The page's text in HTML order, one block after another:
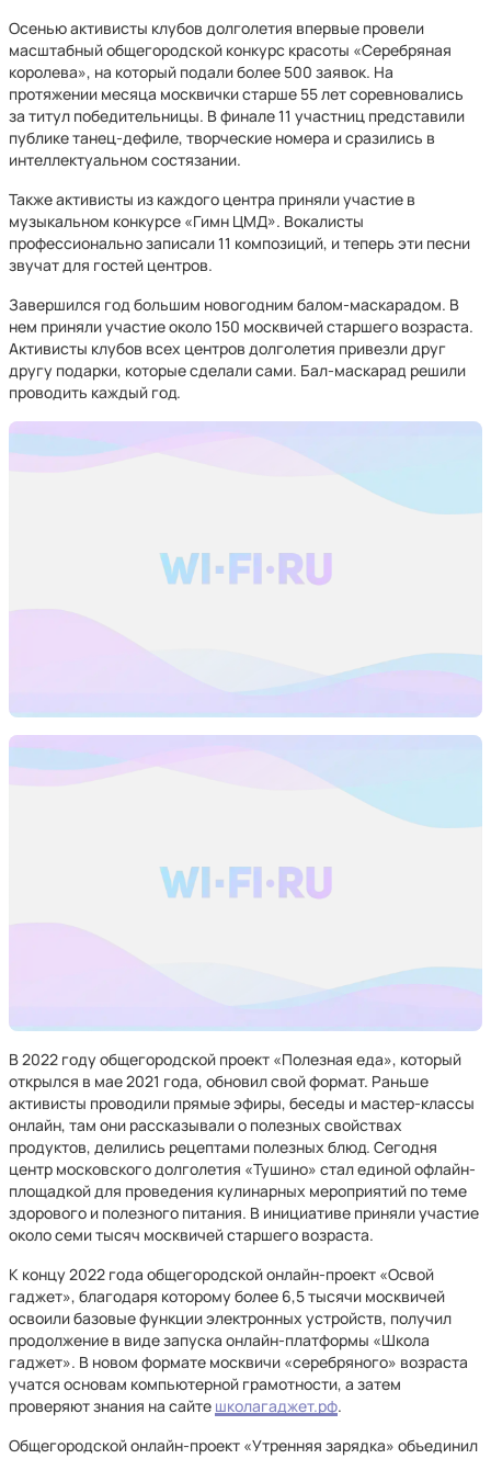
Осенью активисты клубов долголетия впервые провели
масштабный общегородской конкурс красоты «Серебряная
королева», на который подали более 500 заявок. На
протяжении месяца москвички старше 55 лет соревновались
за титул победительницы. В финале 11 участниц представили
публике танец-дефиле, творческие номера и сразились в
интеллектуальном состязании.
Также активисты из каждого центра приняли участие в
музыкальном конкурсе «Гимн ЦМД». Вокалисты
профессионально записали 11 композиций, и теперь эти песни
звучат для гостей центров.
Завершился год большим новогодним балом-маскарадом. В
нем приняли участие около 150 москвичей старшего возраста.
Активисты клубов всех центров долголетия привезли друг
другу подарки, которые сделали сами. Бал-маскарад решили
проводить каждый год.
В 2022 году общегородской проект «Полезная еда», который
открылся в мае 2021 года, обновил свой формат. Раньше
активисты проводили прямые эфиры, беседы и мастер-классы
онлайн, там они рассказывали о полезных свойствах
продуктов, делились рецептами полезных блюд. Сегодня
центр московского долголетия «Тушино» стал единой офлайн-
площадкой для проведения кулинарных мероприятий по теме
здорового и полезного питания. В инициативе приняли участие
около семи тысяч москвичей старшего возраста.
К концу 2022 года общегородской онлайн-проект «Освой
гаджет», благодаря которому более 6,5 тысячи москвичей
освоили базовые функции электронных устройств, получил
продолжение в виде запуска онлайн-платформы «Школа
гаджет». В новом формате москвичи «серебряного» возраста
учатся основам компьютерной грамотности, а затем
проверяют знания на сайте школагаджет.рф.
Общегородской онлайн-проект «Утренняя зарядка» объединил